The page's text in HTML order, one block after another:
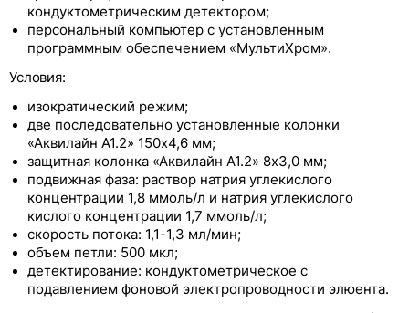
кондуктометрическим детектором;
персональный компьютер с установленным
программным обеспечением «МультиХром».
Условия:
изократический режим;
две последовательно установленные колонки
«Аквилайн A1.2» 150x4,6 мм;
защитная колонка «Аквилайн A1.2» 8x3,0 мм;
подвижная фаза: раствор натрия углекислого
концентрации 1,8 ммоль/л и натрия углекислого
кислого концентрации 1,7 ммоль/л;
скорость потока: 1,1-1,3 мл/мин;
объем петли: 500 мкл;
детектирование: кондуктометрическое с
подавлением фоновой электропроводности элюента.